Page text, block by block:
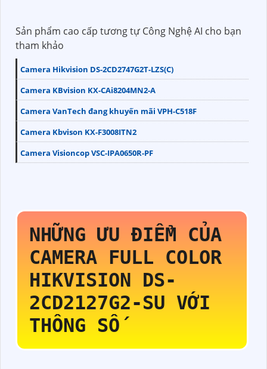
Sản phẩm cao cấp tương tự Công Nghệ AI cho bạn
tham khảo
Camera Hikvision DS-2CD2747G2T-LZS(C)
Camera KBvision KX-CAi8204MN2-A
Camera VanTech đang khuyến mãi VPH-C518F
Camera Kbvison KX-F3008ITN2
Camera Visioncop VSC-IPA0650R-PF
NHỮNG ƯU ĐIỂM CỦA
CAMERA FULL COLOR
HIKVISION DS-
2CD2127G2-SU VỚI
THÔNG SỐ